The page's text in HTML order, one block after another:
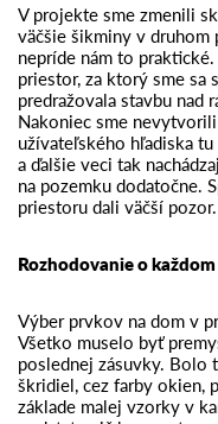
V projekte sme zmenili
väčšie šikminy v druhom
nepríde nám to
priestor, za ktorý sme sa
predražovala stavbu nad
Nakoniec sme
užívateľského hľadiska
a ďalšie veci tak
na pozemku dodatočne.
priestoru dali väčší pozor.
Rozhodovanie o
Výber prvkov na dom v
Všetko muselo byť
poslednej zásuvky. Bolo
škridiel, cez farby okien,
základe malej vzorky v